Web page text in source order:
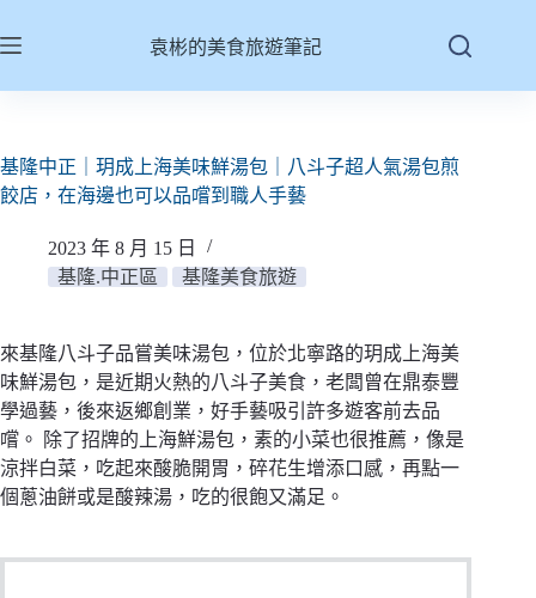
至
容
袁彬的美食旅遊筆記
基隆中正｜玥成上海美味鮮湯包｜八斗子超人氣湯包煎
餃店，在海邊也可以品嚐到職人手藝
2023 年 8 月 15 日
基隆.中正區
基隆美食旅遊
來基隆八斗子品嘗美味湯包，位於北寧路的玥成上海美
味鮮湯包，是近期火熱的八斗子美食，老闆曾在鼎泰豐
學過藝，後來返鄉創業，好手藝吸引許多遊客前去品
嚐。 除了招牌的上海鮮湯包，素的小菜也很推薦，像是
涼拌白菜，吃起來酸脆開胃，碎花生增添口感，再點一
個蔥油餅或是酸辣湯，吃的很飽又滿足。